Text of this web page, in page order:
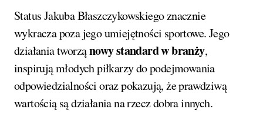
Status Jakuba Błaszczykowskiego znacznie
wykracza poza jego umiejętności sportowe. Jego
działania tworząnowy standard w branży,
inspirują młodych piłkarzy do podejmowania
odpowiedzialności oraz pokazują, że prawdziwą
wartością są działania na rzecz dobra innych.